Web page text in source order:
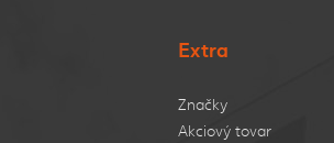
Extra
Značky
Akciový tovar